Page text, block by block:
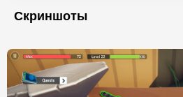
Скриншоты